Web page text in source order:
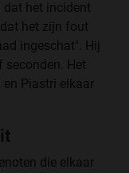
dat het incident
het zijn fout
ingeschat''. Hij
Het
en Piastri elkaar
die elkaar